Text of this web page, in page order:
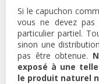
Si le capuchon
vous ne devez
particulier partiel.
sinon une
pas être obtenue.
exposé à une
le produit naturel